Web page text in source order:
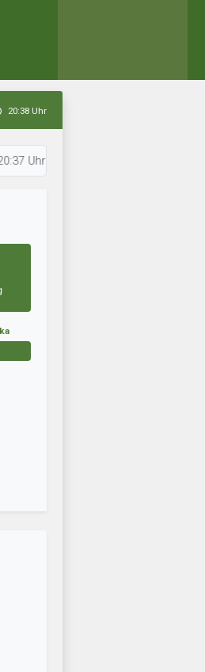
20:38 Uhr
Barca 9 hat die Aufstellung